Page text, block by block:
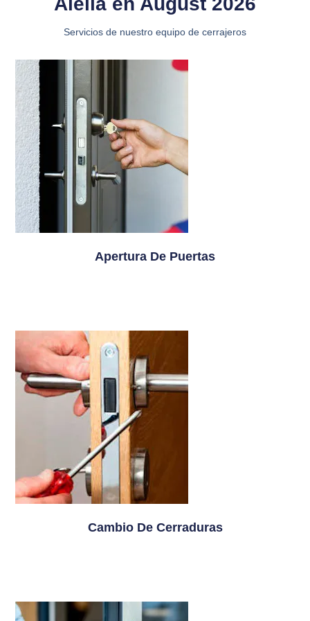
Servicios de nuestro equipo de cerrajeros
Apertura De Puertas
Cambio De Cerraduras